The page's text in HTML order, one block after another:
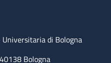
Universitaria di Bologna
Bologna